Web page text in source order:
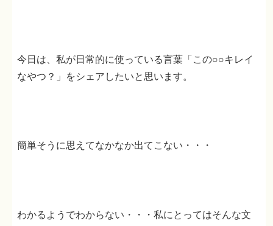
今日は、私が日常的に使っている言葉「この○○キレイ
なやつ？」をシェアしたいと思います。
簡単そうに思えてなかなか出てこない・・・
わかるようでわからない・・・私にとってはそんな文